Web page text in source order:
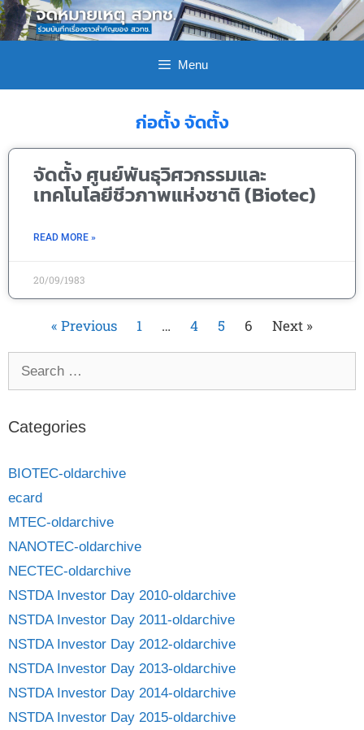
Menu
ก่อตั้ง จัดตั้ง
จัดตั้ง ศูนย์พันธุวิศวกรรมและ
เทคโนโลยีชีวภาพแห่งชาติ (Biotec)
READ MORE »
20/09/1983
« Previous 1 … 4 5 6 Next »
Categories
BIOTEC-oldarchive
ecard
MTEC-oldarchive
NANOTEC-oldarchive
NECTEC-oldarchive
NSTDA Investor Day 2010-oldarchive
NSTDA Investor Day 2011-oldarchive
NSTDA Investor Day 2012-oldarchive
NSTDA Investor Day 2013-oldarchive
NSTDA Investor Day 2014-oldarchive
NSTDA Investor Day 2015-oldarchive